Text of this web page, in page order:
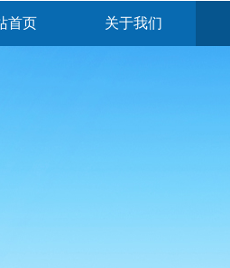
首页 关于我们